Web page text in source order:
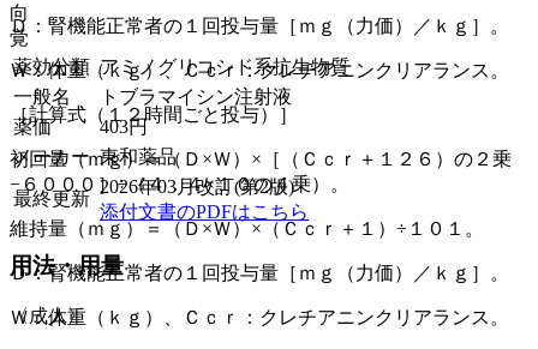
Ｄ：腎機能正常者の１回投与量［ｍｇ（力価）／ｋｇ］。
Ｗ：体重（ｋｇ）、Ｃｃｒ：クレチアニンクリアランス。
［計算式（１２時間ごと投与）］
初回量（ｍｇ）＝（Ｄ×Ｗ）×［（Ｃｃｒ＋１２６）の２乗
−６０００］÷（４．４×１０の４乗）。
維持量（ｍｇ）＝（Ｄ×Ｗ）×（Ｃｃｒ＋１）÷１０１。
Ｄ：腎機能正常者の１回投与量［ｍｇ（力価）／ｋｇ］。
Ｗ：体重（ｋｇ）、Ｃｃｒ：クレチアニンクリアランス。
向
覚
薬効分類 アミノグリコシド系抗生物質
一般名
トブラマイシン注射液
薬価
403円
メーカー 東和薬品
最終更新
2026年03月改訂(第2版)
添付文書のPDFはこちら
用法・用量
〈成人〉